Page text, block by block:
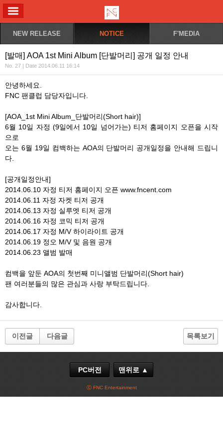
NEW RELEASE NOTICE F'MEDIA
[발매] AOA 1st Mini Album [단발머리] 공개 일정 안내
No. 27 | Date 2014.06.11 16:14
안녕하세요.
FNC 팬클럽 담당자입니다.
[AOA_1st Mini Album_단발머리(Short hair)]
6월 10일 자정 (9일에서 10일 넘어가는) 티저 홈페이지 오픈을 시작
으로
오는 6월 19일 컴백하는 AOA의 단발머리 공개일정을 안내해 드립니
다.
[공개일정안내]
2014.06.10 자정 티저 홈페이지 오픈 www.fncent.com
2014.06.11 자정 자켓 티저 공개
2014.06.13 자정 실루엣 티저 공개
2014.06.16 자정 코믹 티저 공개
2014.06.17 자정 M/V 하이라이트 공개
2014.06.19 정오 M/V 및 음원 공개
2014.06.23 앨범 발매
컴백을 앞둔 AOA의 첫번째 미니앨범 단발머리(Short hair)
팬 여러분들의 많은 관심과 사랑 부탁드립니다.
감사합니다.
이전글 다음글 목록보기
PC버전 맨위로 ▲
ⓒ FNC Entertainment